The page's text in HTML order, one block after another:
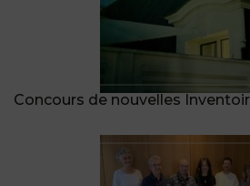
Concours de nouvelles